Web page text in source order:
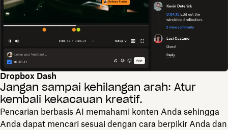
Dropbox Dash
Jangan sampai kehilangan arah: Atur
kembali kekacauan kreatif.
Pencarian berbasis AI memahami konten Anda sehingga
Anda dapat mencari sesuai dengan cara berpikir Anda dan